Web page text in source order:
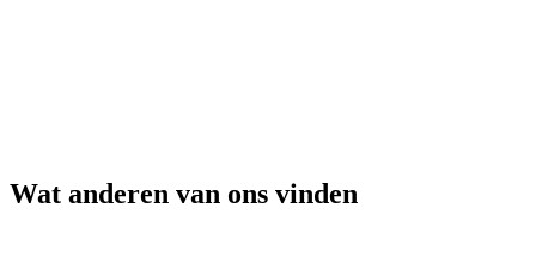
Wat anderen van ons vinden